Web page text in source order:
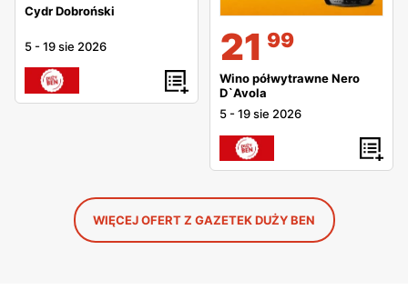
Cydr Dobroński
5 -19 sie 2026 21 99
Wino półwytrawne Nero
D`Avola
5 -19 sie 2026
WIĘCEJ OFERT Z GAZETEK DUŻY BEN